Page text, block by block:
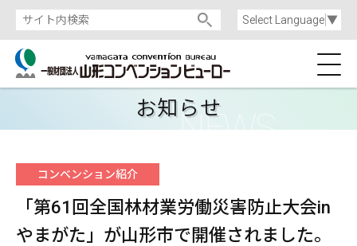
Select Language▼
お知らせ
コンベンション紹介
「第61回全国林材業労働災害防止大会in
やまがた」が山形市で開催されました。